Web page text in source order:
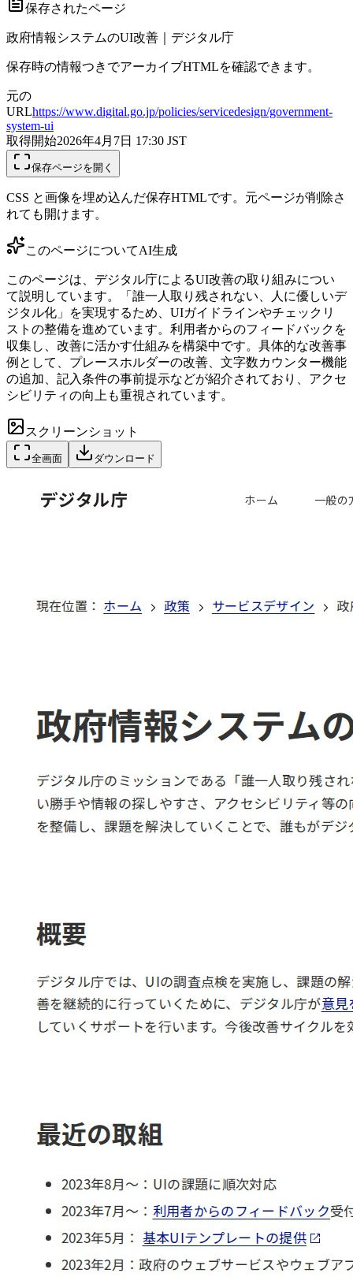
保存されたページ
政府情報システムのUI改善｜デジタル庁
保存時の情報つきでアーカイブHTMLを確認できます。
元の
URLhttps://www.digital.go.jp/policies/servicedesign/government-
system-ui
取得開始2026年4月7日 17:30 JST
保存ページを開く
CSS と画像を埋め込んだ保存HTMLです。元ページが削除さ
れても開けます。
このページについてAI生成
このページは、デジタル庁によるUI改善の取り組みについ
て説明しています。「誰一人取り残されない、人に優しいデ
ジタル化」を実現するため、UIガイドラインやチェックリ
ストの整備を進めています。利用者からのフィードバックを
収集し、改善に活かす仕組みを構築中です。具体的な改善事
例として、プレースホルダーの改善、文字数カウンター機能
の追加、記入条件の事前提示などが紹介されており、アクセ
シビリティの向上も重視されています。
スクリーンショット
全画面 ダウンロード